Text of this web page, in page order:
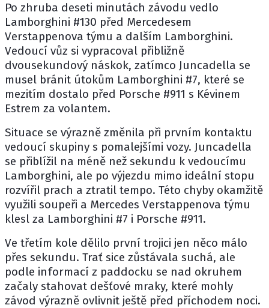
Po zhruba deseti minutách závodu vedlo
Lamborghini #130 před Mercedesem
Verstappenova týmu a dalším Lamborghini.
Vedoucí vůz si vypracoval přibližně
dvousekundový náskok, zatímco Juncadella se
musel bránit útokům Lamborghini #7, které se
mezitím dostalo před Porsche #911 s Kévinem
Estrem za volantem.
Situace se výrazně změnila při prvním kontaktu
vedoucí skupiny s pomalejšími vozy. Juncadella
se přiblížil na méně než sekundu k vedoucímu
Lamborghini, ale po výjezdu mimo ideální stopu
rozvířil prach a ztratil tempo. Této chyby okamžitě
využili soupeři a Mercedes Verstappenova týmu
klesl za Lamborghini #7 i Porsche #911.
Ve třetím kole dělilo první trojici jen něco málo
přes sekundu. Trať sice zůstávala suchá, ale
podle informací z paddocku se nad okruhem
začaly stahovat dešťové mraky, které mohly
závod výrazně ovlivnit ještě před příchodem noci.